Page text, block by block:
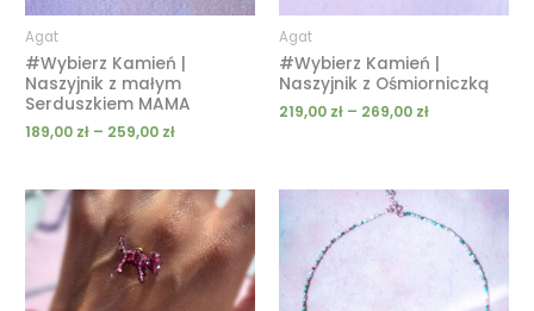
Agat
#Wybierz Kamień |
Naszyjnik z małym
Serduszkiem MAMA
189,00 zł – 259,00 zł
Agat
#Wybierz Kamień |
Naszyjnik z Ośmiorniczką
219,00 zł – 269,00 zł
Zakres
cen:
od
219,00 zł
do
269,00 zł
cen:
od
219,00 zł
269,00 zł